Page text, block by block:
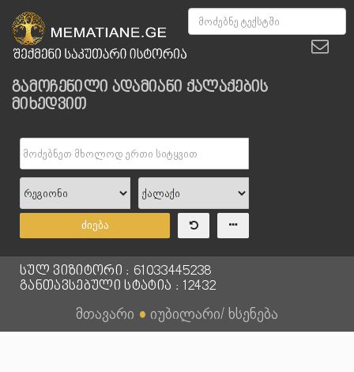
გამოჩენილი ადამიანი ქალაქების
მიხედვით
ძიება
სულ ვიზიტორი : 61033445238
განთავსებული სტატია : 12432
მთავარი ● იუბილარი/ ხსენება